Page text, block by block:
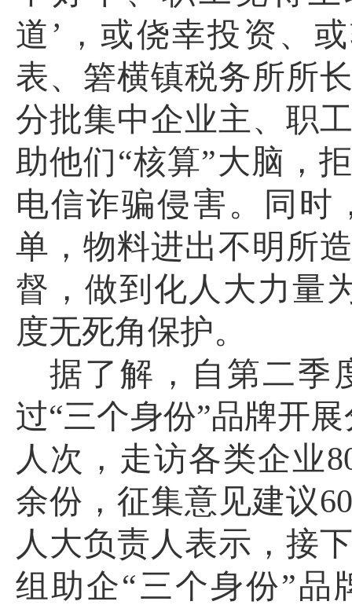
道’，或侥幸投资、
表、箬横镇税务所所
分批集中企业主、职
助他们“核算”大脑，
电信诈骗侵害。同时
单，物料进出不明所
督，做到化人大力量
度无死角保护。
据了解，自第二季
过“三个身份”品牌开
人次，走访各类企业
余份，征集意见建议
人大负责人表示，接
组助企“三个身份”品